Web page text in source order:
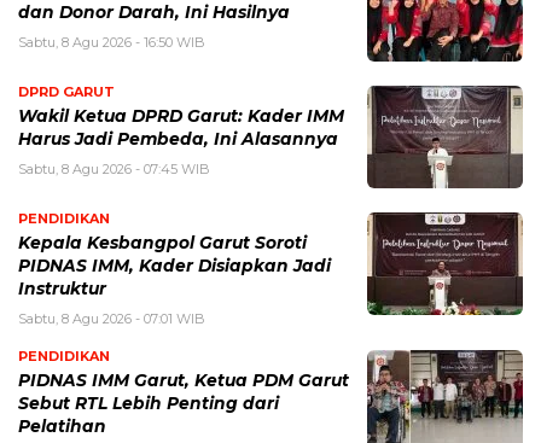
dan Donor Darah, Ini Hasilnya
Sabtu, 8 Agu 2026 - 16:50 WIB
DPRD GARUT
Wakil Ketua DPRD Garut: Kader IMM
Harus Jadi Pembeda, Ini Alasannya
Sabtu, 8 Agu 2026 - 07:45 WIB
PENDIDIKAN
Kepala Kesbangpol Garut Soroti
PIDNAS IMM, Kader Disiapkan Jadi
Instruktur
Sabtu, 8 Agu 2026 - 07:01 WIB
PENDIDIKAN
PIDNAS IMM Garut, Ketua PDM Garut
Sebut RTL Lebih Penting dari
Pelatihan